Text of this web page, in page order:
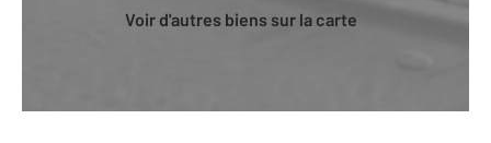
Voir d'autres biens sur la carte